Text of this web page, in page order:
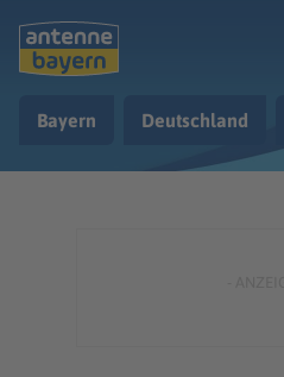
Bayern Deutschland